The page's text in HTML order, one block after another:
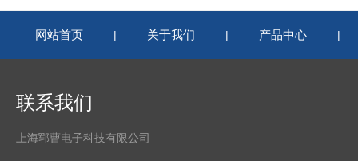
网站首页 | 关于我们 | 产品中心 |
联系我们
上海郓曹电子科技有限公司